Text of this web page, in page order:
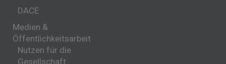
DACE
Medien &
Öffentlichkeitsarbeit
Nutzen für die
Gesellschaft